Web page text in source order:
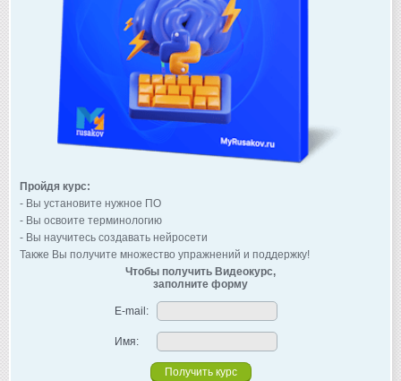
Пройдя курс:
- Вы установите нужное ПО
- Вы освоите терминологию
- Вы научитесь создавать нейросети
Также Вы получите множество упражнений и поддержку!
Чтобы получить Видеокурс,
заполните форму
E-mail:
Имя: